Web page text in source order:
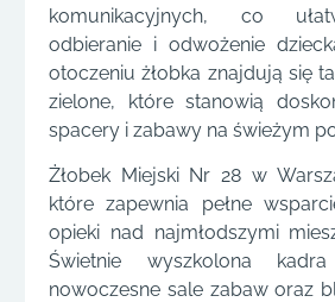
komunikacyjnych, co
odbieranie i odwożenie
otoczeniu żłobka znajdują się
zielone, które stanowią
spacery i zabawy na świeżym
Żłobek Miejski Nr 28 w
które zapewnia pełne
opieki nad najmłodszymi
Świetnie wyszkolona kadra
nowoczesne sale zabaw oraz